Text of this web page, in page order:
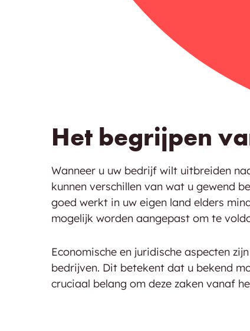
Het begrijpen
Wanneer u uw bedrijf wilt uitbreiden
kunnen verschillen van wat u gewend
goed werkt in uw eigen land elders
mogelijk worden aangepast om te
Economische en juridische aspecten
bedrijven. Dit betekent dat u bekend
cruciaal belang om deze zaken vanaf